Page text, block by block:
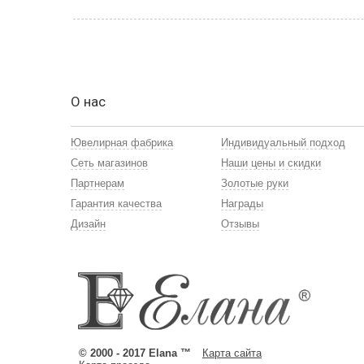
О нас
Ювелирная фабрика
Сеть магазинов
Партнерам
Гарантия качества
Дизайн
Индивидуальный подход
Наши цены и скидки
Золотые руки
Награды
Отзывы
© 2000 - 2017 Elana ™
Карта сайта